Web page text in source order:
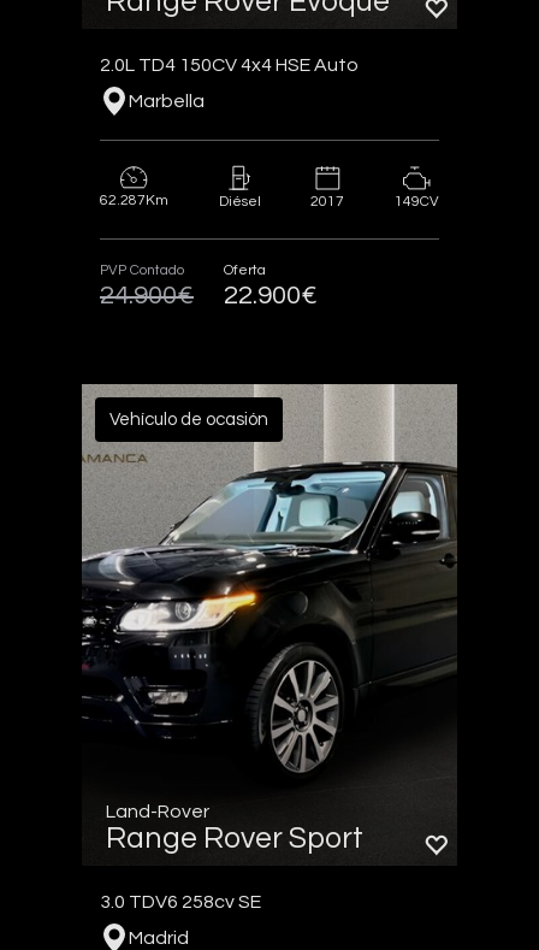
2.0L TD4 150CV 4x4 HSE Auto
Marbella
62.287Km Diésel 2017 149CV
PVP Contado
24.900€
Oferta
22.900€
Vehículo de ocasión
Land-Rover
Range Rover Sport
3.0 TDV6 258cv SE
Madrid